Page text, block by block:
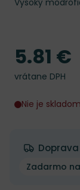
Vysoký
Cena
5.81 €
vrátane DPH
Nie je skladom
Zadarmo